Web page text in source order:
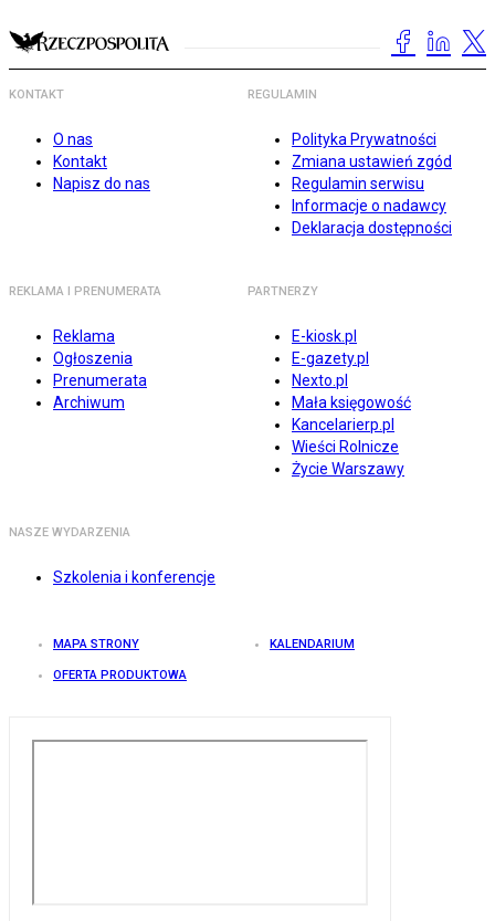
KONTAKT
O nas
Kontakt
Napisz do nas
REGULAMIN
Polityka Prywatności
Zmiana ustawień zgód
Regulamin serwisu
Informacje o nadawcy
Deklaracja dostępności
REKLAMA I PRENUMERATA
Reklama
Ogłoszenia
Prenumerata
Archiwum
PARTNERZY
E-kiosk.pl
E-gazety.pl
Nexto.pl
Mała księgowość
Kancelarierp.pl
Wieści Rolnicze
Życie Warszawy
NASZE WYDARZENIA
Szkolenia i konferencje
MAPA STRONY KALENDARIUM
OFERTA PRODUKTOWA